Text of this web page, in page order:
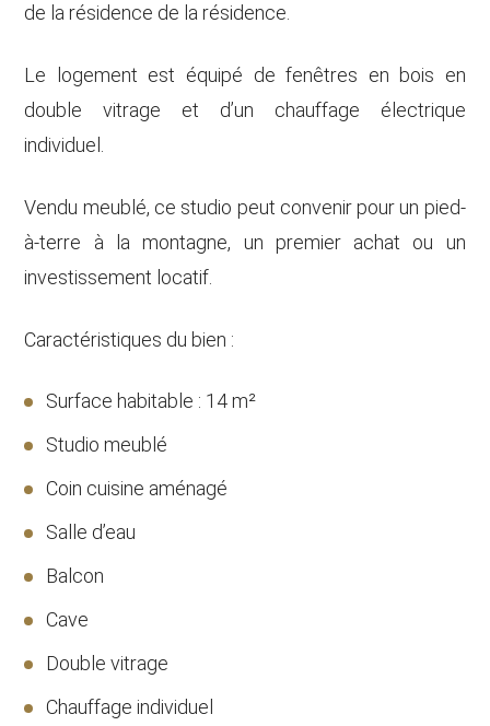
de la résidence de la résidence.
Le logement est équipé de fenêtres en bois en
double vitrage et d’un chauffage électrique
individuel.
Vendu meublé, ce studio peut convenir pour un pied-
à-terre à la montagne, un premier achat ou un
investissement locatif.
Caractéristiques du bien :
Surface habitable : 14 m²
Studio meublé
Coin cuisine aménagé
Salle d’eau
Balcon
Cave
Double vitrage
Chauffage individuel